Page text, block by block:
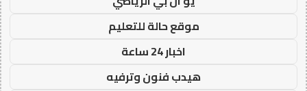
موقع حالة للتعليم
اخبار 24 ساعة
هيدب فنون وترفيه